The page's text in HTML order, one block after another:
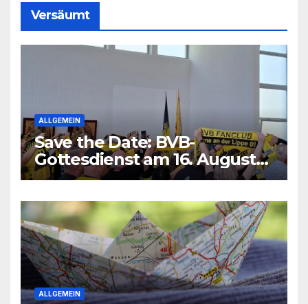
Versäumt
ALLGEMEIN
Save the Date: BVB-
Gottesdienst am 16. August
2026
ALLGEMEIN